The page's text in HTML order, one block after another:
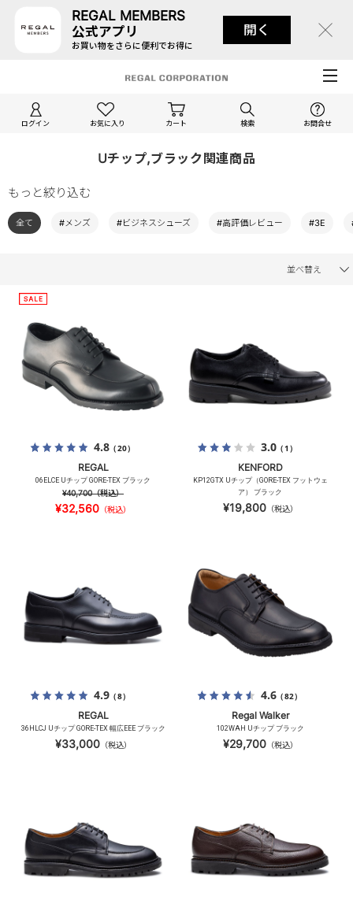
REGAL MEMBERS
公式アプリ
お買い物をさらに便利でお得に
開く
ログイン お気に入り カート 検索 お問合せ
Uチップ,ブラック関連商品
もっと絞り込む
全て #メンズ #ビジネスシューズ #高評価レビュー #3E
並べ替え
4.8（20）
REGAL
06ELCE Uチップ GORE-TEX ブラック
¥40,700（税込）
¥32,560 （税込）
3.0（1）
KENFORD
KP12GTX Uチップ（GORE-TEX フットウェ
ア） ブラック
¥19,800（税込）
4.9（8）
REGAL
36HLCJ Uチップ GORE-TEX 幅広EEE ブラック
¥33,000（税込）
4.6（82）
Regal Walker
102WAH Uチップ ブラック
¥29,700（税込）